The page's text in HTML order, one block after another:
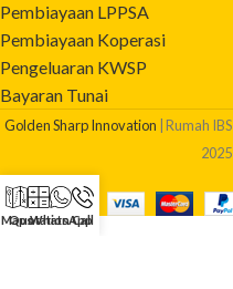
Pembiayaan LPPSA
Pembiayaan Koperasi
Pengeluaran KWSP
Bayaran Tunai
Golden Sharp Innovation | Rumah IBS |
2025 |
Maps
Quotation
WhatsApp
Call